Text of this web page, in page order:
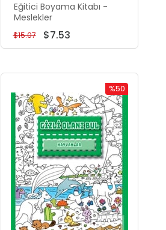
Eğitici Boyama Kitabı -
Meslekler
$7.53
$15.07
%50
İndirim
%50İndirim